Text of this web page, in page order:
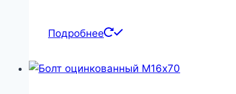
Подробнее